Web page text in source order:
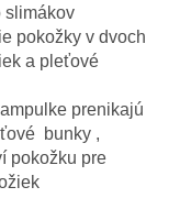
slimákov
pokožky v dvoch
a pleťové
prenikajú
bunky ,
pokožku pre